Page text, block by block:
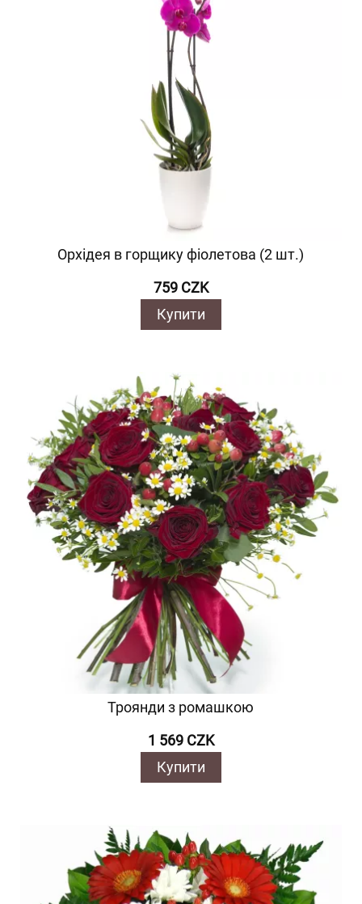
Орхідея в горщику фіолетова (2 шт.)
759 CZK
Купити
Троянди з ромашкою
1 569 CZK
Купити